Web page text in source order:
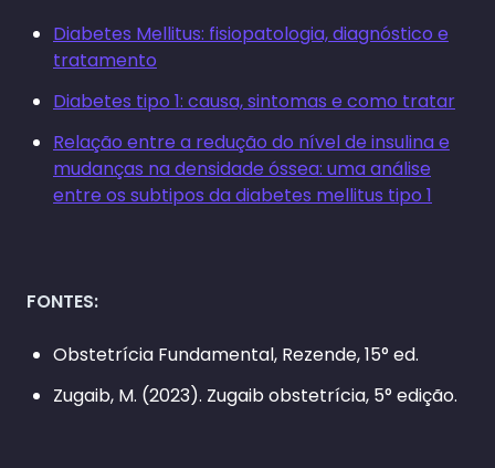
Diabetes Mellitus: fisiopatologia, diagnóstico e
tratamento
Diabetes tipo 1: causa, sintomas e como tratar
Relação entre a redução do nível de insulina e
mudanças na densidade óssea: uma análise
entre os subtipos da diabetes mellitus tipo 1
FONTES:
Obstetrícia Fundamental, Rezende, 15° ed.
Zugaib, M. (2023). Zugaib obstetrícia, 5° edição.